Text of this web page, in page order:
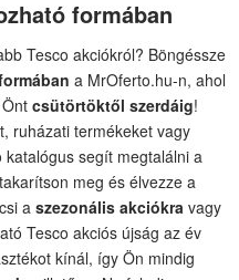
formában
Tesco akciókról? Böngéssze
a MrOferto.hu-n, ahol
csütörtöktől szerdáig!
ruházati termékeket vagy
segít megtalálni a
meg és élvezze a
a szezonális akciókra vagy
Tesco akciós újság az év
kínál, így Ön mindig